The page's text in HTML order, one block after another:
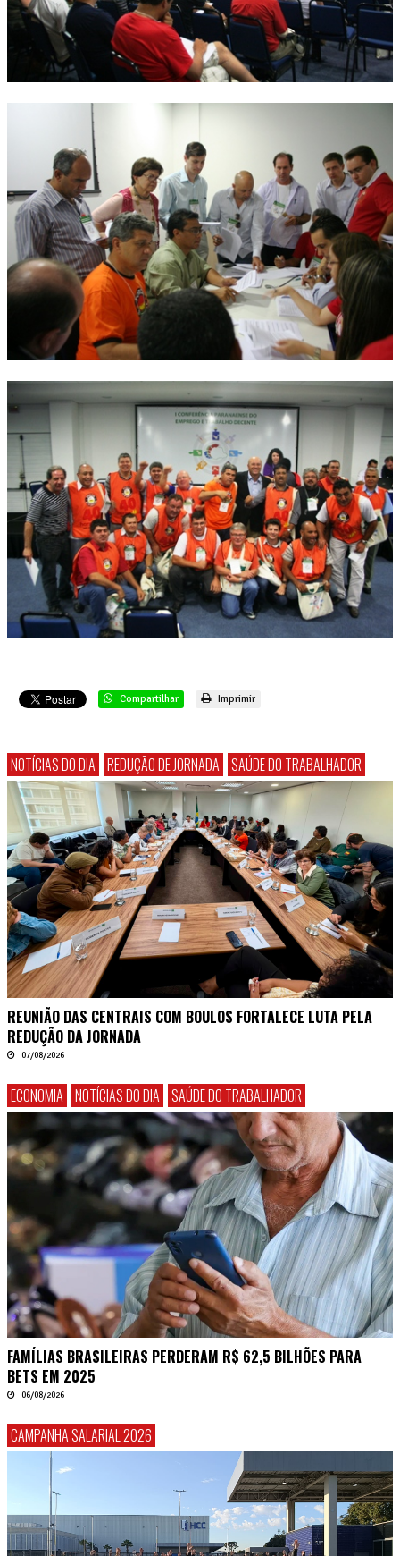
Compartilhar Imprimir
NOTÍCIAS DO DIA REDUÇÃO DE JORNADA SAÚDE DO TRABALHADOR
REUNIÃO DAS CENTRAIS COM BOULOS FORTALECE LUTA PELA
REDUÇÃO DA JORNADA
07/08/2026
ECONOMIA NOTÍCIAS DO DIA SAÚDE DO TRABALHADOR
FAMÍLIAS BRASILEIRAS PERDERAM R$ 62,5 BILHÕES PARA
BETS EM 2025
06/08/2026
CAMPANHA SALARIAL 2026